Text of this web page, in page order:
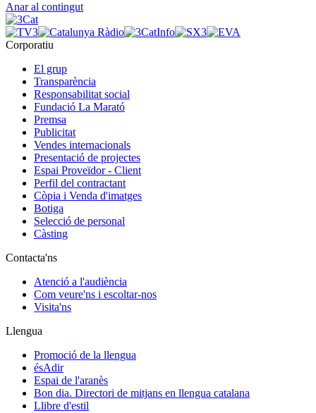
Anar al contingut
Corporatiu
El grup
Transparència
Responsabilitat social
Fundació La Marató
Premsa
Publicitat
Vendes internacionals
Presentació de projectes
Espai Proveïdor - Client
Perfil del contractant
Còpia i Venda d'imatges
Botiga
Selecció de personal
Càsting
Contacta'ns
Atenció a l'audiència
Com veure'ns i escoltar-nos
Visita'ns
Llengua
Promoció de la llengua
ésAdir
Espai de l'aranès
Bon dia. Directori de mitjans en llengua catalana
Llibre d'estil